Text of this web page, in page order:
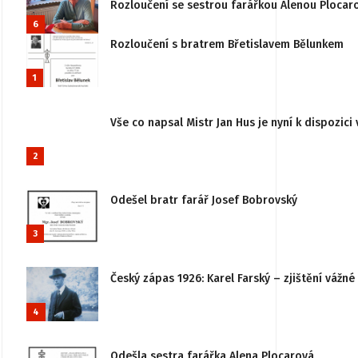
6
Rozloučení se sestrou farářkou Alenou
1
Rozloučení s bratrem Břetislavem Bělunkem
2
Vše co napsal Mistr Jan Hus je nyní k
3
Odešel bratr farář Josef Bobrovský
4
Český zápas 1926: Karel Farský – zjištění